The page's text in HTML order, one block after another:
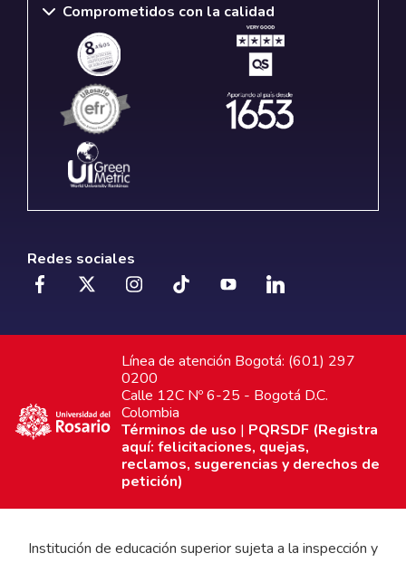
Comprometidos con la calidad
Redes sociales
Línea de atención Bogotá: (601) 297
0200
Calle 12C Nº 6-25 - Bogotá D.C.
Colombia
Términos de uso | PQRSDF (Registra
aquí: felicitaciones, quejas,
reclamos, sugerencias y derechos de
petición)
Institución de educación superior sujeta a la inspección y